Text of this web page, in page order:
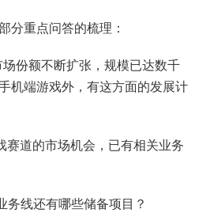
分重点问答的梳理：
份额不断扩张，规模已达数千
机端游戏外，有这方面的发展计
赛道的市场机会，已有相关业务
务线还有哪些储备项目？